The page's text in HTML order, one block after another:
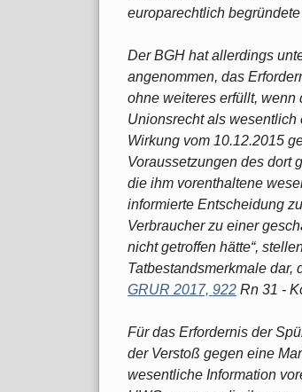
europarechtlich
Der BGH hat allerdings
angenommen, das
ohne weiteres erfüllt, wenn
Unionsrecht als wesentlich
Wirkung vom 10.12.2015
Voraussetzungen des dort
die ihm vorenthaltene
informierte Entscheidung
Verbraucher zu einer
nicht getroffen hätte“,
Tatbestandsmerkmale dar,
GRUR 2017, 922 Rn 31 -
Für das Erfordernis der
der Verstoß gegen eine
wesentliche Information